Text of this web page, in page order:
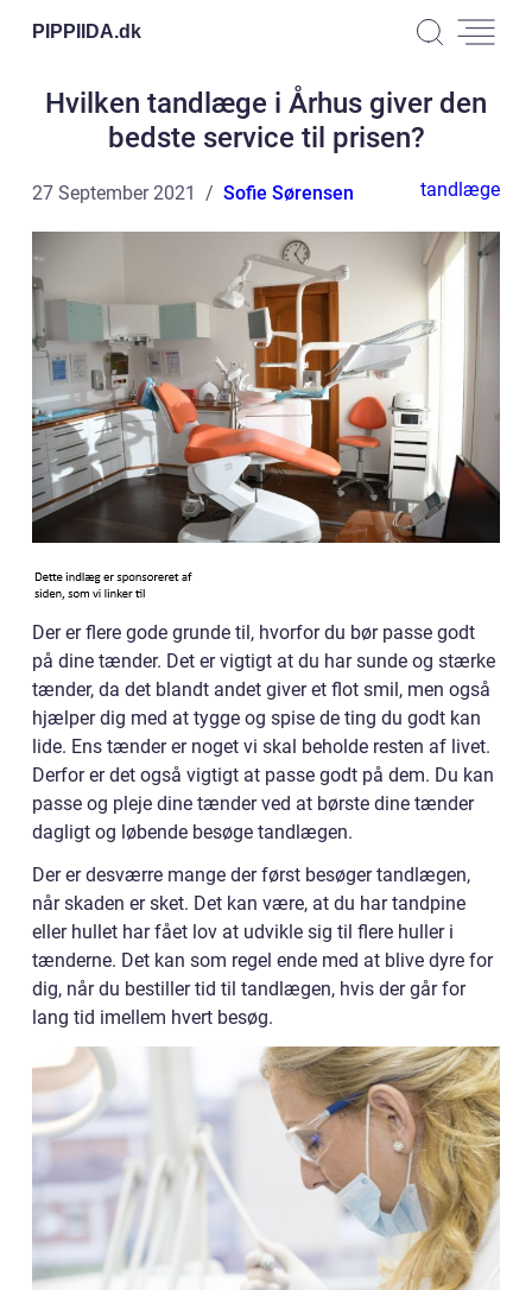
PIPPIIDA.dk
Hvilken tandlæge i Århus giver den
bedste service til prisen?
27 September 2021 Sofie Sørensen tandlæge
Der er flere gode grunde til, hvorfor du bør passe godt
på dine tænder. Det er vigtigt at du har sunde og stærke
tænder, da det blandt andet giver et flot smil, men også
hjælper dig med at tygge og spise de ting du godt kan
lide. Ens tænder er noget vi skal beholde resten af livet.
Derfor er det også vigtigt at passe godt på dem. Du kan
passe og pleje dine tænder ved at børste dine tænder
dagligt og løbende besøge tandlægen.
Der er desværre mange der først besøger tandlægen,
når skaden er sket. Det kan være, at du har tandpine
eller hullet har fået lov at udvikle sig til flere huller i
tænderne. Det kan som regel ende med at blive dyre for
dig, når du bestiller tid til tandlægen, hvis der går for
lang tid imellem hvert besøg.